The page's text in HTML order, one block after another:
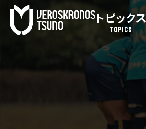
トピックス
TOPICS